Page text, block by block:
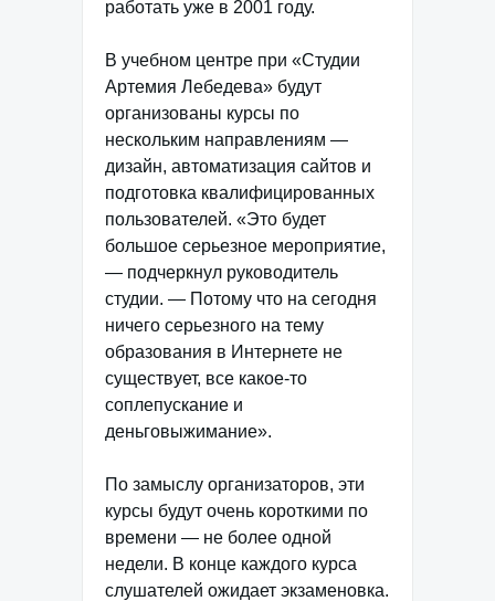
работать уже в 2001 году.
В учебном центре при «Студии
Артемия Лебедева» будут
организованы курсы по
нескольким направлениям —
дизайн, автоматизация сайтов и
подготовка квалифицированных
пользователей. «Это будет
большое серьезное мероприятие,
— подчеркнул руководитель
студии. — Потому что на сегодня
ничего серьезного на тему
образования в Интернете не
существует, все какое-то
соплепускание и
деньговыжимание».
По замыслу организаторов, эти
курсы будут очень короткими по
времени — не более одной
недели. В конце каждого курса
слушателей ожидает экзаменовка.